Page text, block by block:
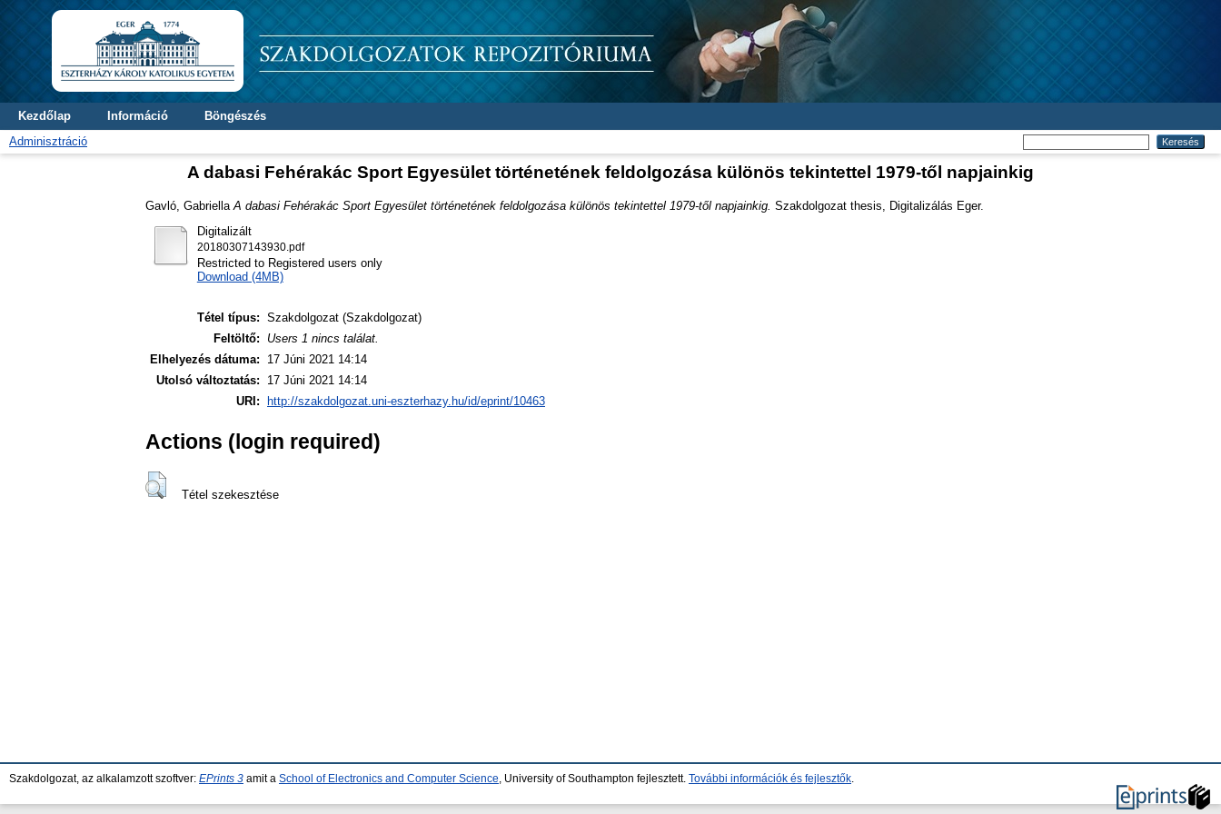
Kezdőlap Információ
Böngészés
Adminisztráció
A dabasi Fehérakác Sport Egyesület történetének feldolgozása különös tekintettel 1979-től napjainkig
Gavló, Gabriella A dabasi Fehérakác Sport Egyesület történetének feldolgozása különös tekintettel 1979-től napjainkig. Szakdolgozat thesis, Digitalizálás Eger.
Digitalizált
20180307143930.pdf
Restricted to Registered users only
Download (4MB)
Tétel típus: Szakdolgozat (Szakdolgozat)
Feltöltő:
Users 1 nincs találat.
Elhelyezés dátuma:
17 Júni 2021 14:14
Utolsó változtatás:
17 Júni 2021 14:14
URI:
http://szakdolgozat.uni-eszterhazy.hu/id/eprint/10463
Actions (login required)
Tétel szekesztése
Szakdolgozat, az alkalamzott szoftver: EPrints 3 amit a School of Electronics and Computer Science , University of Southampton fejlesztett. További információk és fejlesztők